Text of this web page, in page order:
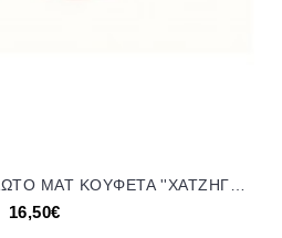
16,50€